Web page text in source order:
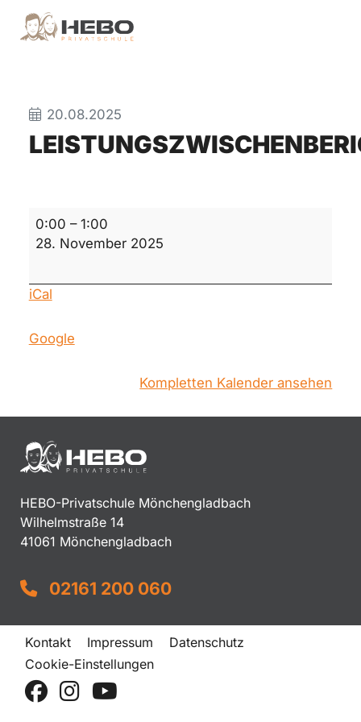
20.08.2025
Leistungszwischenbericht
0:00 – 1:00
28. November 2025
iCal
Google
Kompletten Kalender ansehen
HEBO-Privatschule Mönchengladbach
Wilhelmstraße 14
41061 Mönchengladbach
02161 200 060
Kontakt Impressum
Datenschutz
Cookie-Einstellungen